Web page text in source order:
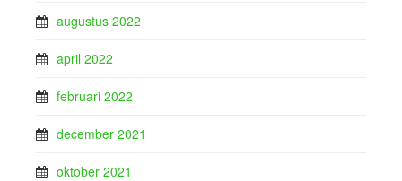
augustus 2022
april 2022
februari 2022
december 2021
oktober 2021